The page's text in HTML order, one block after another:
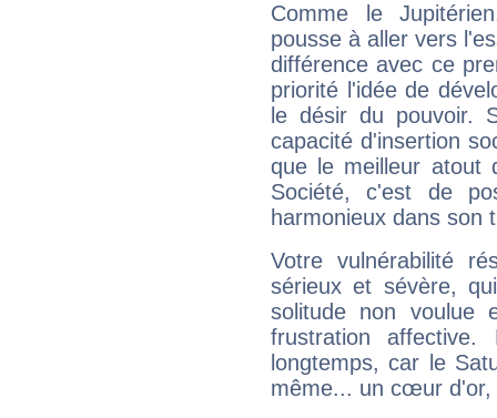
Comme le
pousse à aller vers
différence avec ce
priorité l'idée de
le désir du pouvoir.
capacité d'insertion
que le meilleur atout
Société, c'est de
harmonieux dans son
Votre vulnérabilité
sérieux et sévère,
solitude non voulue
frustration
longtemps, car le
même... un cœur d'or,